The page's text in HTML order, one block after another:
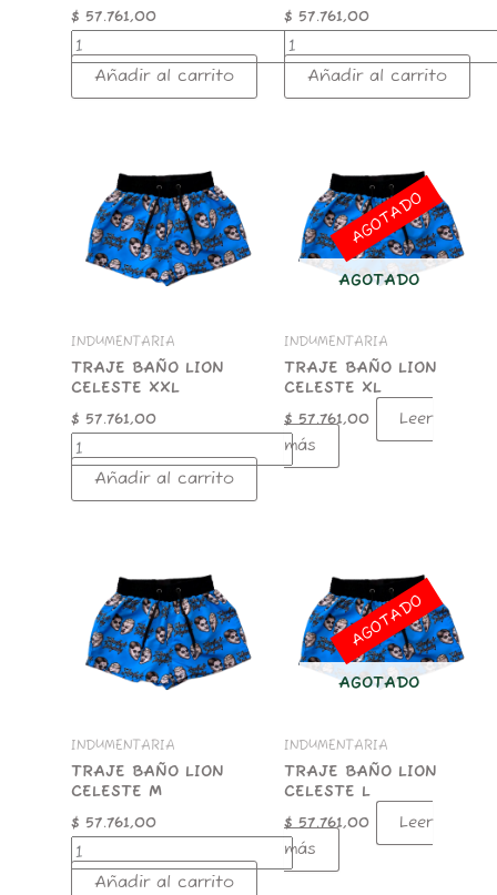
$ 57.761,00
Añadir al carrito
$ 57.761,00
Añadir al carrito
INDUMENTARIA
TRAJE BAÑO LION
CELESTE XXL
$ 57.761,00
CELESTE
XXL
cantidad
Añadir al carrito
AGOTADO
INDUMENTARIA
TRAJE BAÑO LION
CELESTE XL
$57.761,00
Leer
más
AGOTADO
INDUMENTARIA
TRAJE BAÑO LION
CELESTE M
$ 57.761,00
CELESTE
cantidad
Añadir al carrito
AGOTADO
INDUMENTARIA
TRAJE BAÑO LION
CELESTE L
$57.761,00
Leer
más
AGOTADO